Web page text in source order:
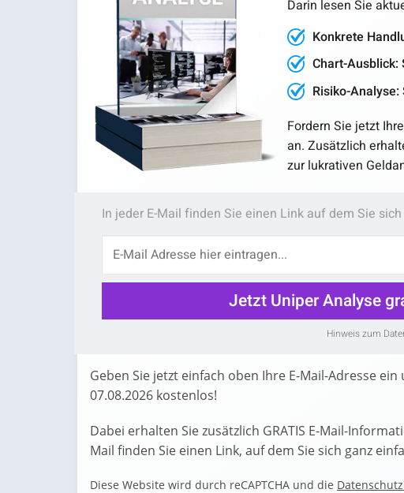
Darin lesen Sie
Konkrete
Chart-Ausblick:
Risiko-
Fordern Sie jetzt Ihre
an. Zusätzlich
zur lukrativen
In jeder E-Mail finden Sie einen Link auf dem Sie
Jetzt Uniper Analyse
Hinweis zum
Geben Sie jetzt einfach oben Ihre E-Mail-Adresse
07.08.2026 kostenlos!
Dabei erhalten Sie zusätzlich GRATIS E-Mail-
Mail finden Sie einen Link, auf dem Sie sich ganz
Diese Website wird durch reCAPTCHA und die